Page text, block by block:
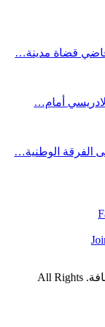
قاضي قضاة مدينة…
أمام…
الفرقة الوطنية…
© 2026 - جريدة بريس ميديا الأوروعربية للصحافة. All Rights